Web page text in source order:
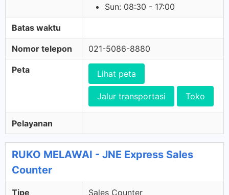
Sun: 08:30 - 17:00
Batas waktu
Nomor telepon 021-5086-8880
Peta Lihat peta
Jalur transportasi Toko
Pelayanan
RUKO MELAWAI - JNE Express Sales
Counter
Tipe Sales Counter